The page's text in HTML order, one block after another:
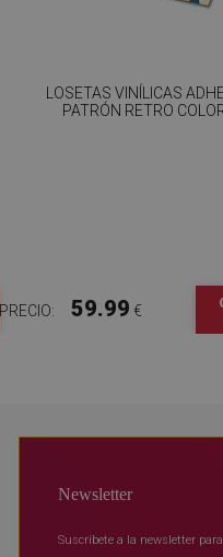
LOSETAS VINÍLICAS
PATRÓN RETRO
PRECIO: 59.99 €
Newsletter
Suscríbete a la newsletter